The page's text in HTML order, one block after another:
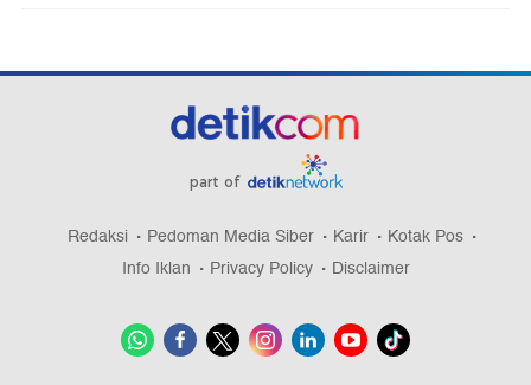
part of
Redaksi Pedoman Media Siber Karir
Kotak Pos
Info Iklan
Privacy Policy Disclaimer